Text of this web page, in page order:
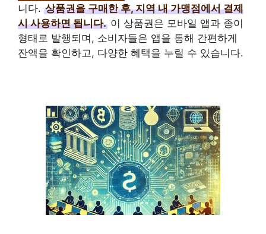
니다. 상품권을 구매한 후, 지역 내 가맹점에서 결제
시 사용하면 됩니다. 이 상품권은 모바일 앱과 종이
형태로 발행되며, 소비자들은 앱을 통해 간편하게
잔액을 확인하고, 다양한 혜택을 누릴 수 있습니다.